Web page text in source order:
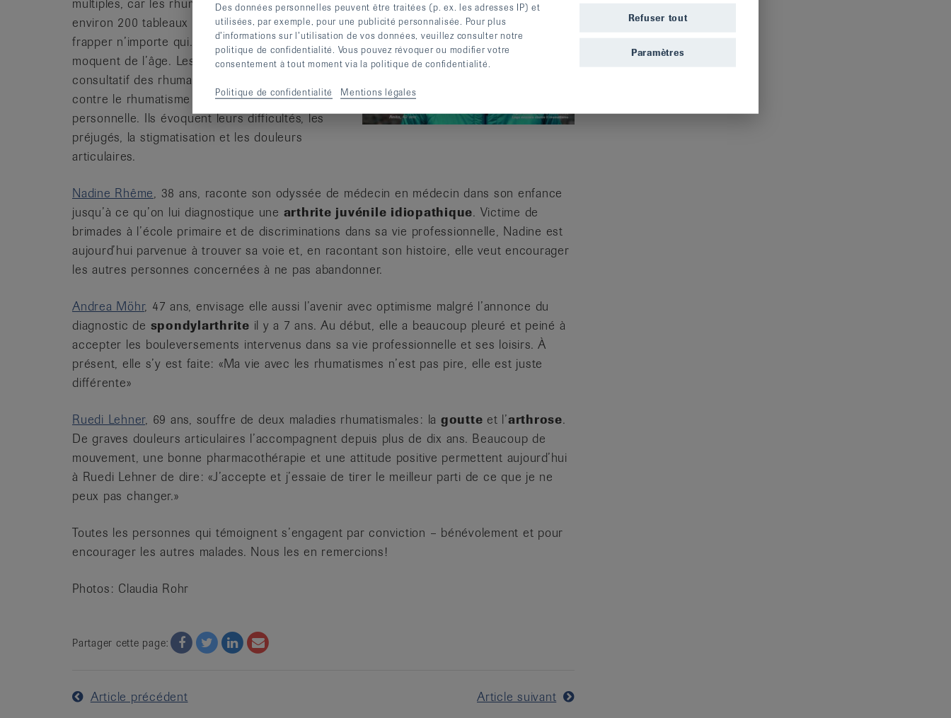
multiples, car les rhumatismes recouvrent
environ 200 tableaux cliniques. Et ils peuvent
frapper n’importe qui. Les rhumatismes se
moquent de l’âge. Les membres du conseil
consultatif des rhumatisants de la Ligue suisse
contre le rhumatisme racontent leur histoire
personnelle. Ils évoquent leurs difficultés, les
préjugés, la stigmatisation et les douleurs
articulaires.
Nadine Rhême, 38 ans, raconte son odyssée de médecin en médecin dans son enfance
jusqu’à ce qu’on lui diagnostique une arthrite juvénile idiopathique. Victime de
brimades à l’école primaire et de discriminations dans sa vie professionnelle, Nadine est
aujourd’hui parvenue à trouver sa voie et, en racontant son histoire, elle veut encourager
les autres personnes concernées à ne pas abandonner.
Andrea Möhr, 47 ans, envisage elle aussi l’avenir avec optimisme malgré l’annonce du
diagnostic de spondylarthrite il y a 7 ans. Au début, elle a beaucoup pleuré et peiné à
accepter les bouleversements intervenus dans sa vie professionnelle et ses loisirs. À
présent, elle s’y est faite: «Ma vie avec les rhumatismes n’est pas pire, elle est juste
différente»
Ruedi Lehner, 69 ans, souffre de deux maladies rhumatismales: la goutte et l’arthrose.
De graves douleurs articulaires l’accompagnent depuis plus de dix ans. Beaucoup de
mouvement, une bonne pharmacothérapie et une attitude positive permettent aujourd’hui
à Ruedi Lehner de dire: «J’accepte et j’essaie de tirer le meilleur parti de ce que je ne
peux pas changer.»
Toutes les personnes qui témoignent s’engagent par conviction – bénévolement et pour
encourager les autres malades. Nous les en remercions!
Photos: Claudia Rohr
Partager cette page: Facebook
TwitterTwitterEmail
Article précédent Article suivant
Des données personnelles peuvent être traitées (p. ex. les adresses IP) et
utilisées, par exemple, pour une publicité personnalisée. Pour plus
d’informations sur l’utilisation de vos données, veuillez consulter notre
politique de confidentialité. Vous pouvez révoquer ou modifier votre
consentement à tout moment via la politique de confidentialité.
Politique de confidentialité Mentions légales
Refuser tout
Paramètres